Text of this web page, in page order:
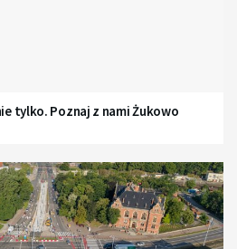
tylko. Poznaj z nami Żukowo